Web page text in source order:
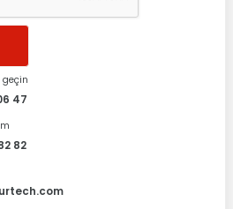
geçin
47
82